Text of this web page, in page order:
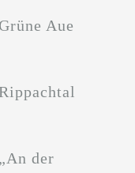
Aue
der